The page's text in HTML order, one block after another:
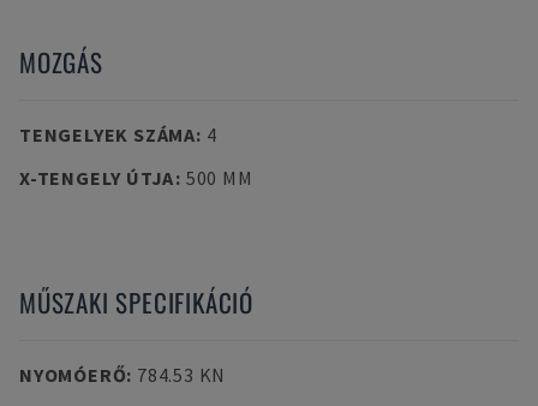
MOZGÁS
TENGELYEK SZÁMA: 4
X-TENGELY ÚTJA: 500 MM
MŰSZAKI SPECIFIKÁCIÓ
NYOMÓERŐ: 784.53 KN